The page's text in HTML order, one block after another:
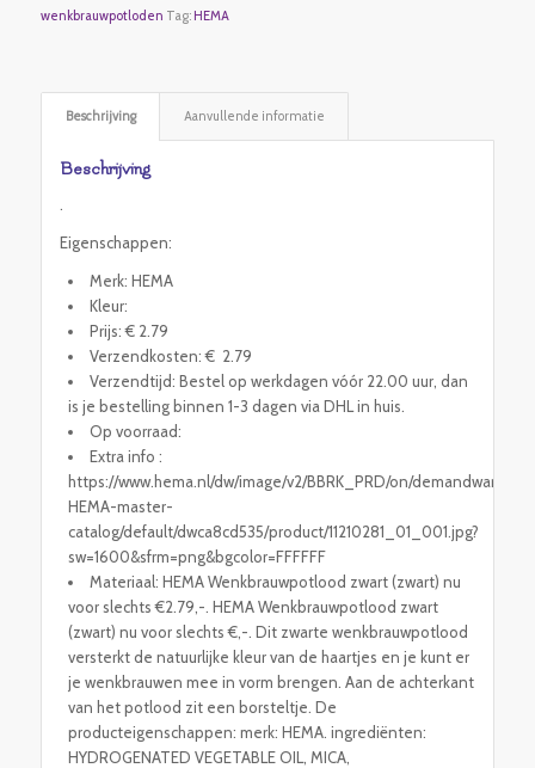
wenkbrauwpotloden Tag: HEMA
Beschrijving Aanvullende informatie
Beschrijving
Eigenschappen:
Merk: HEMA
Kleur:
Prijs: € 2.79
Verzendkosten: € 2.79
Verzendtijd: Bestel op werkdagen vóór 22.00 uur, dan
is je bestelling binnen 1-3 dagen via DHL in huis.
Op voorraad:
Extra info :
https://www.hema.nl/dw/image/v2/BBRK_PRD/on/
HEMA-master-
catalog/default/dwca8cd535/product/11210281_01_001.jpg?
sw=1600&sfrm=png&bgcolor=FFFFFF
Materiaal: HEMA Wenkbrauwpotlood zwart (zwart) nu
voor slechts €2.79,-. HEMA Wenkbrauwpotlood zwart
(zwart) nu voor slechts €,-. Dit zwarte wenkbrauwpotlood
versterkt de natuurlijke kleur van de haartjes en je kunt er
je wenkbrauwen mee in vorm brengen. Aan de achterkant
van het potlood zit een borsteltje. De
producteigenschappen: merk: HEMA. ingrediënten:
HYDROGENATED VEGETABLE OIL, MICA,